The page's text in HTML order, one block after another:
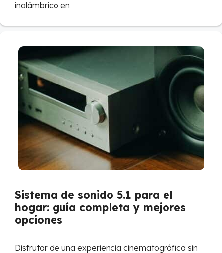
inalámbrico en
Sistema de sonido 5.1 para el
hogar: guía completa y mejores
opciones
Disfrutar de una experiencia cinematográfica sin